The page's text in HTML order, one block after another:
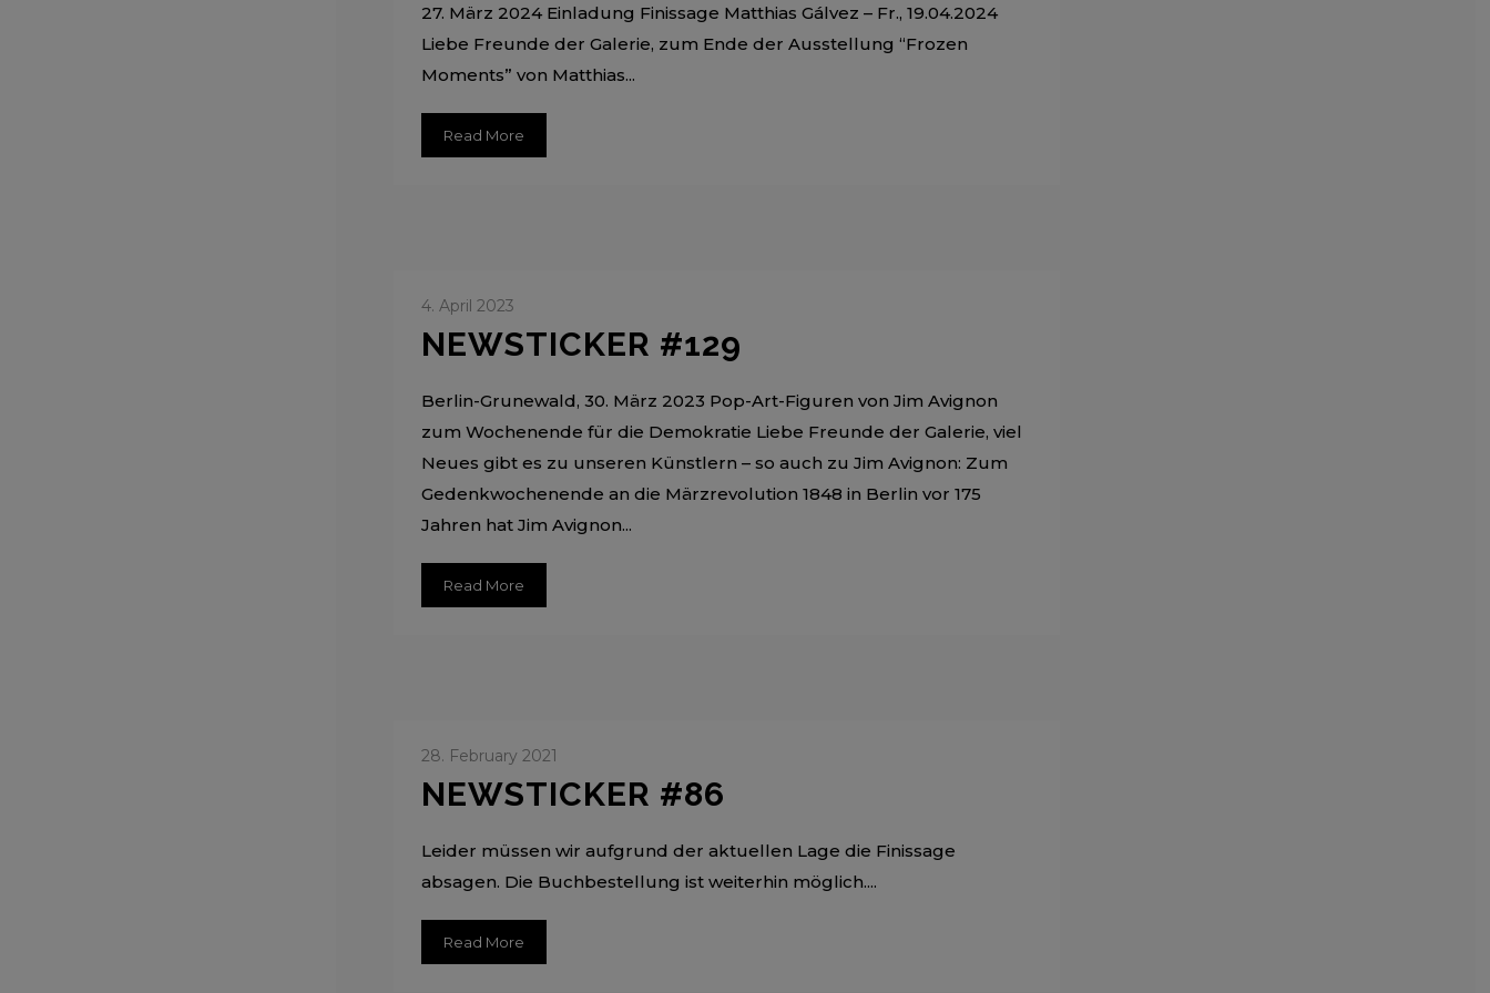
27. März 2024 Einladung Finissage Matthias Gálvez – Fr., 19.04.2024
Liebe Freunde der Galerie, zum Ende der Ausstellung “Frozen
Moments” von Matthias...
Read More
4. April 2023
NEWSTICKER #129
Berlin-Grunewald, 30. März 2023 Pop-Art-Figuren von Jim Avignon
zum Wochenende für die Demokratie Liebe Freunde der Galerie, viel
Neues gibt es zu unseren Künstlern – so auch zu Jim Avignon: Zum
Gedenkwochenende an die Märzrevolution 1848 in Berlin vor 175
Jahren hat Jim Avignon...
Read More
28. February 2021
NEWSTICKER #86
Leider müssen wir aufgrund der aktuellen Lage die Finissage
absagen. Die Buchbestellung ist weiterhin möglich....
Read More